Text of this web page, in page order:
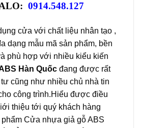
0914.548.127
cửa với chất liệu nhân tạo ,
dạng mẫu mã sản phẩm, bền
phù hợp với nhiều kiểu kiến
Hàn Quốc đang được rất
cũng như nhiều chủ nhà tin
công trình.Hiểu được điều
thiệu tới quý khách hàng
Cửa nhựa giả gỗ ABS